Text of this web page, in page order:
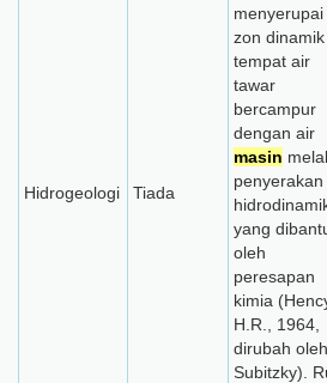
Hidrogeologi Tiada
menyerupai
zon dinamik
tempat air
tawar
bercampur
dengan air
masin
penyerakan
yang
oleh
peresapan
kimia
H.R., 1964,
dirubah oleh
Subitzky).